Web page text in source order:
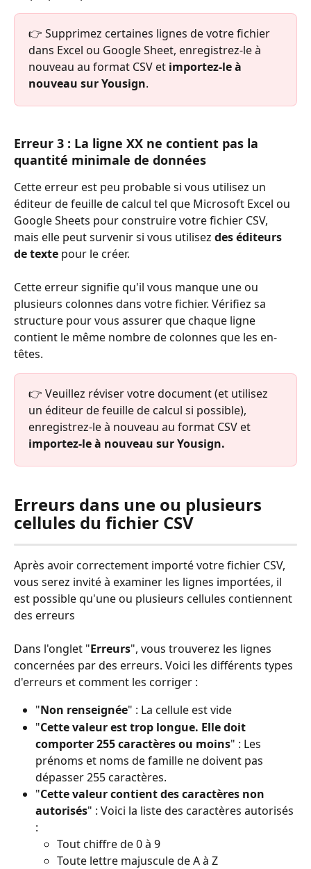
👉 Supprimez certaines lignes de votre fichier
dans Excel ou Google Sheet, enregistrez-le à
nouveau au format CSV et importez-le à
nouveau sur Yousign.
Erreur 3 : La ligne XX ne contient pas la
quantité minimale de données
Cette erreur est peu probable si vous utilisez un
éditeur de feuille de calcul tel que Microsoft Excel ou
Google Sheets pour construire votre fichier CSV,
mais elle peut survenir si vous utilisez des éditeurs
de texte pour le créer.
Cette erreur signifie qu'il vous manque une ou
plusieurs colonnes dans votre fichier. Vérifiez sa
structure pour vous assurer que chaque ligne
contient le même nombre de colonnes que les en-
têtes.
👉 Veuillez réviser votre document (et utilisez
un éditeur de feuille de calcul si possible),
enregistrez-le à nouveau au format CSV et
importez-le à nouveau sur Yousign.
Erreurs dans une ou plusieurs
cellules du fichier CSV
Après avoir correctement importé votre fichier CSV,
vous serez invité à examiner les lignes importées, il
est possible qu'une ou plusieurs cellules contiennent
des erreurs
Dans l'onglet "Erreurs", vous trouverez les lignes
concernées par des erreurs. Voici les différents types
d'erreurs et comment les corriger :
"Non renseignée" : La cellule est vide
"Cette valeur est trop longue. Elle doit
comporter 255 caractères ou moins" : Les
prénoms et noms de famille ne doivent pas
dépasser 255 caractères.
"Cette valeur contient des caractères non
autorisés" : Voici la liste des caractères autorisés
:
Tout chiffre de 0 à 9
Toute lettre majuscule de A à Z